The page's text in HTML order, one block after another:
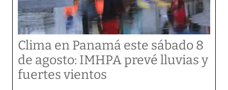
Clima en Panamá este sábado 8
de agosto: IMHPA prevé lluvias y
fuertes vientos